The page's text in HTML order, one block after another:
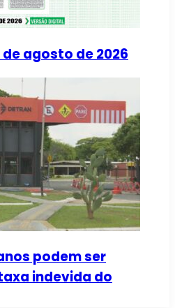
agosto de 2026
podem ser
indevida do